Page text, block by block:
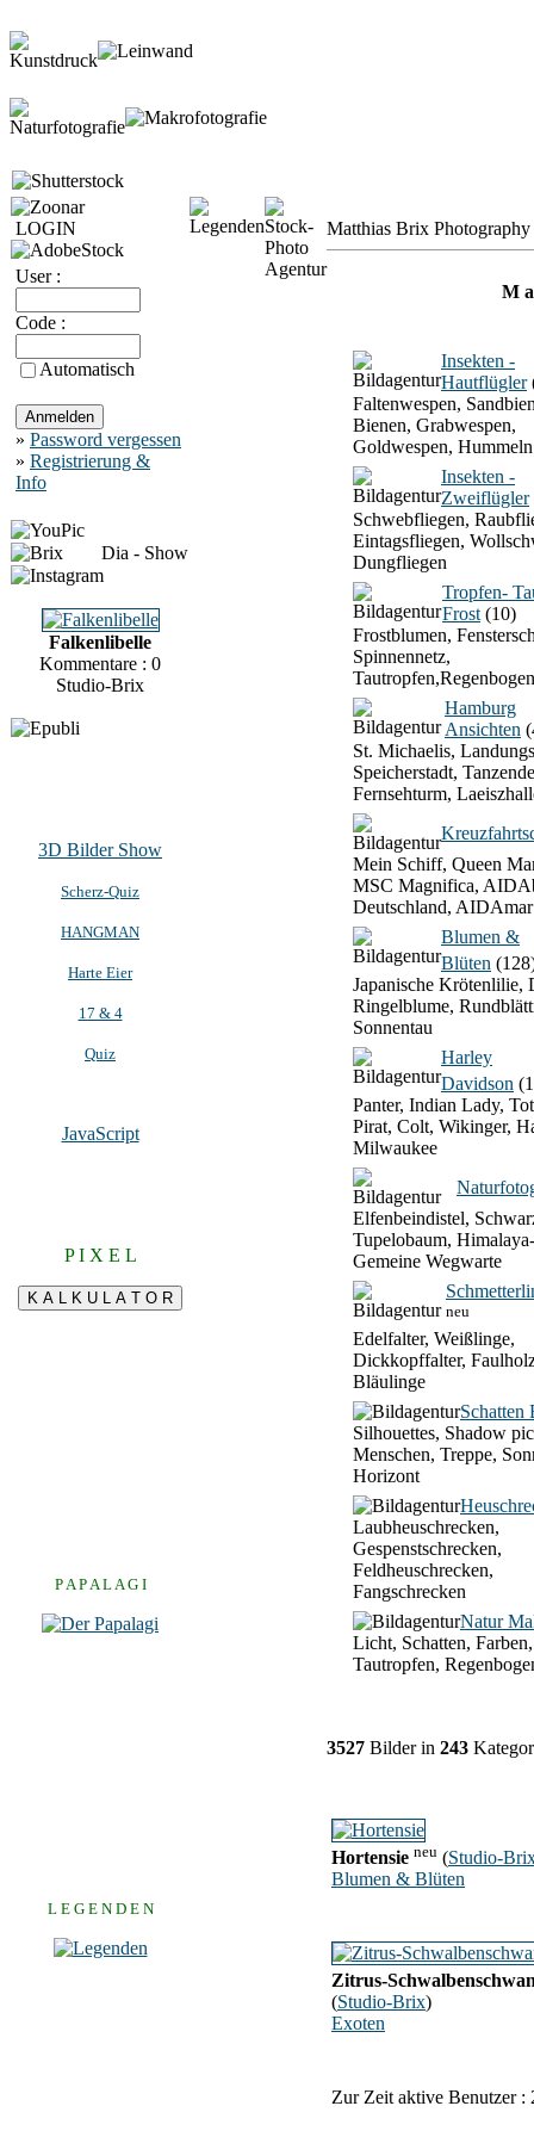
LOGIN
User :
Code :
Automatisch
» Password vergessen
» Registrierung &
Info
Dia - Show
Falkenlibelle
Kommentare : 0
Studio-Brix
3D Bilder Show
Scherz-Quiz
HANGMAN
Harte Eier
17 & 4
Quiz
JavaScript
P I X E L
P A P A L A G I
L E G E N D E N
Matthias Brix
M
Insekten -
Hautflügler
Faltenwespen,
Bienen, Grabwespen,
Goldwespen, Hummeln
Insekten -
Zweiflügler
Schwebfliegen,
Eintagsfliegen,
Dungfliegen
Tropfen-
Frost (10)
Frostblumen,
Spinnennetz,
Hamburg
Ansichten
St. Michaelis,
Speicherstadt,
Fernsehturm,
Mein Schiff, Queen
MSC Magnifica,
Deutschland, AIDAmar
Blumen &
Blüten
Japanische Krötenlilie,
Ringelblume,
Sonnentau
Harley
Davidson
Panter, Indian Lady,
Pirat, Colt, Wikinger,
Milwaukee
Elfenbeindistel,
Tupelobaum,
Gemeine Wegwarte
neu
Edelfalter, Weißlinge,
Dickkopffalter,
Bläulinge
Schatten
Silhouettes, Shadow
Menschen, Treppe,
Horizont
Laubheuschrecken,
Gespenstschrecken,
Feldheuschrecken,
Fangschrecken
Natur
Licht, Schatten,
Tautropfen,
3527 Bilder in 243
Hortensie neu (Studio-
Blumen & Blüten
Zitrus-
(Studio-Brix)
Exoten
Zur Zeit aktive Benutzer :